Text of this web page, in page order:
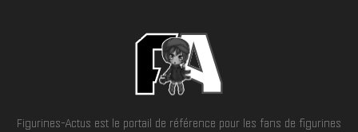
Figurines-Actus est le portail de référence pour les fans de figurines